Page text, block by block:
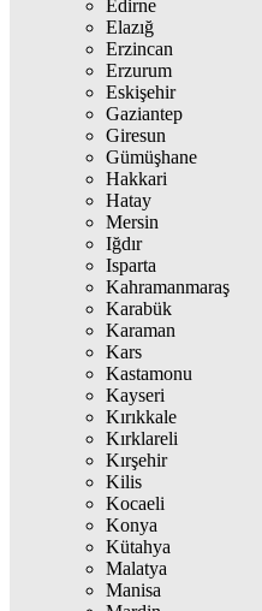
Edirne
Elazığ
Erzincan
Erzurum
Eskişehir
Gaziantep
Giresun
Gümüşhane
Hakkari
Hatay
Mersin
Iğdır
Isparta
Kahramanmaraş
Karabük
Karaman
Kars
Kastamonu
Kayseri
Kırıkkale
Kırklareli
Kırşehir
Kilis
Kocaeli
Konya
Kütahya
Malatya
Manisa